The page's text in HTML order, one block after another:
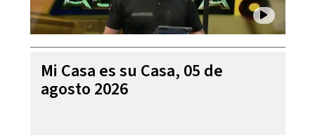
Mi Casa es su Casa, 05 de
agosto 2026